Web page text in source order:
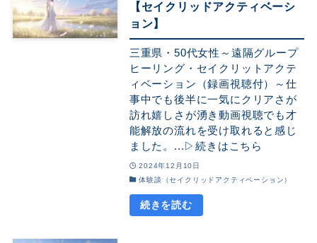
【セイクリッドアクティベーシ
ョン】
三重県・50代女性～遠隔グループ
ヒーリング・セイクリットアクテ
ィベーション（録画視聴付）～仕
事中でも後半に一気にクリアさが
訪れ嬉しさが湧き動画視聴でも才
能解放の流れを受け取れると感じ
ました。...▷続きはこちら
2024年12月10日
体験談（セイクリッドアクティベーション）